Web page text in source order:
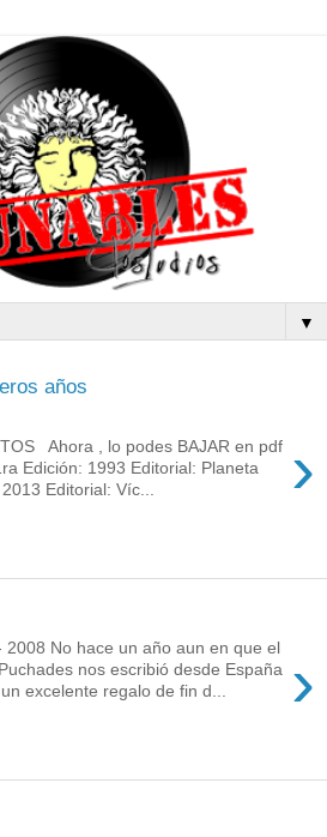
▼
años
›
Ahora , lo podes BAJAR en pdf
Edición: 1993 Editorial: Planeta
Editorial: Víc...
›
2008 No hace un año aun en que el
nos escribió desde España
excelente regalo de fin d...